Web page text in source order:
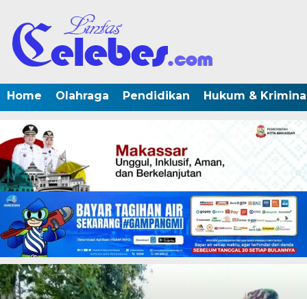
Home Olahraga Pendidikan Hukum &